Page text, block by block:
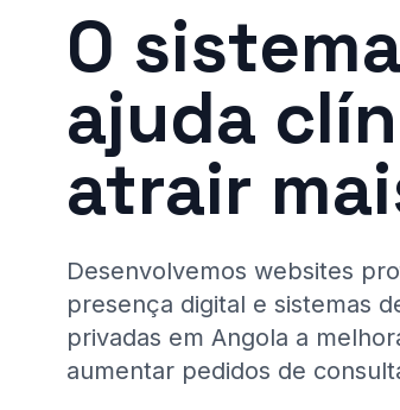
O
ajuda
atrair
Desenvolvemos websites
presença digital e sistemas
privadas em Angola a
aumentar pedidos de